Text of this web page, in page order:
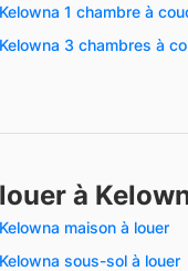
Kelowna 1 chambre à
Kelowna 3 chambres à
à
Kelowna maison à louer
Kelowna sous-sol à louer